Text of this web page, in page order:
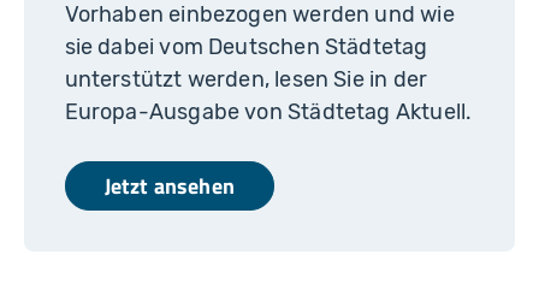
Vorhaben einbezogen werden und wie
sie dabei vom Deutschen Städtetag
unterstützt werden, lesen Sie in der
Europa-Ausgabe von Städtetag Aktuell.
Jetzt ansehen